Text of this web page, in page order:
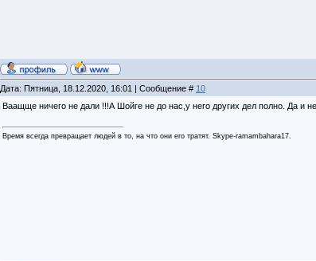
Дата: Пятница, 18.12.2020, 16:01 | Сообщение # 10
Ваащще ничего не дали !!!А Шойге не до нас,у него других дел полно. Да и
Время всегда превращает людей в то, на что они его тратят. Skype-ramambahara17.